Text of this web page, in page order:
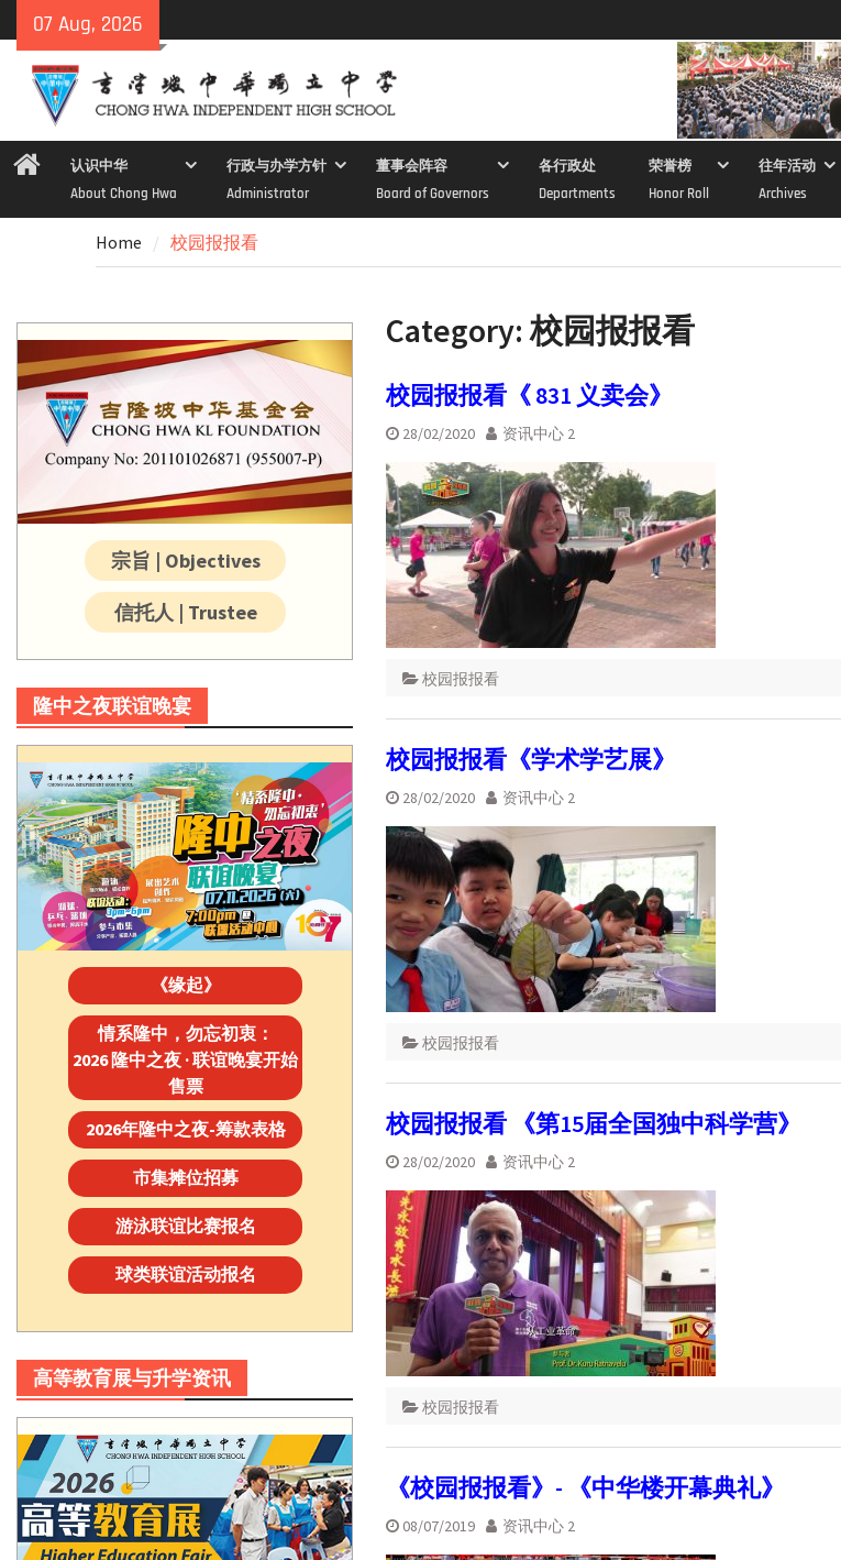
to
content
07 Aug, 2026
Home认识中华
About Chong Hwa
行政与办学方针
Administrator
董事会阵容
Board of Governors
各行政处
Departments
荣誉榜
Honor Roll
往年活动
Archives
Home 校园报报看
Category:校园报报看
校园报报看《 831 义卖会》
28/02/2020 资讯中心 2
校园报报看
校园报报看《学术学艺展》
28/02/2020 资讯中心 2
校园报报看
校园报报看 《第15届全国独中科学营》
28/02/2020 资讯中心 2
校园报报看
《校园报报看》- 《中华楼开幕典礼》
08/07/2019 资讯中心 2
宗旨 | Objectives
信托人 | Trustee
隆中之夜联谊晚宴
《缘起》
情系隆中，勿忘初衷：
2026 隆中之夜 · 联谊晚宴开始
售票
2026年隆中之夜-筹款表格
市集摊位招募
游泳联谊比赛报名
球类联谊活动报名
高等教育展与升学资讯